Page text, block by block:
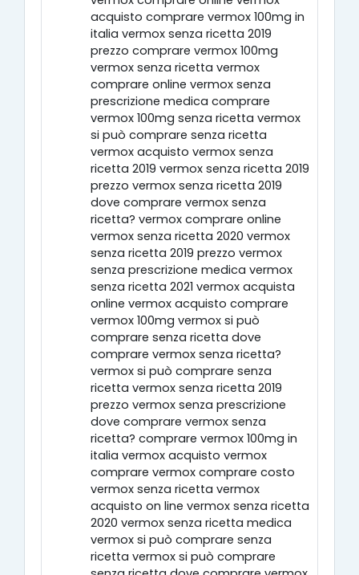
acquisto comprare vermox 100mg in
italia vermox senza ricetta 2019
prezzo comprare vermox 100mg
vermox senza ricetta vermox
comprare online vermox senza
prescrizione medica comprare
vermox 100mg senza ricetta vermox
si può comprare senza ricetta
vermox acquisto vermox senza
ricetta 2019 vermox senza ricetta 2019
prezzo vermox senza ricetta 2019
dove comprare vermox senza
ricetta? vermox comprare online
vermox senza ricetta 2020 vermox
senza ricetta 2019 prezzo vermox
senza prescrizione medica vermox
senza ricetta 2021 vermox acquista
online vermox acquisto comprare
vermox 100mg vermox si può
comprare senza ricetta dove
comprare vermox senza ricetta?
vermox si può comprare senza
ricetta vermox senza ricetta 2019
prezzo vermox senza prescrizione
dove comprare vermox senza
ricetta? comprare vermox 100mg in
italia vermox acquisto vermox
comprare vermox comprare costo
vermox senza ricetta vermox
acquisto on line vermox senza ricetta
2020 vermox senza ricetta medica
vermox si può comprare senza
ricetta vermox si può comprare